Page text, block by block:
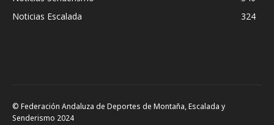
Noticias Escalada
324
© Federación Andaluza de Deportes de Montaña, Escalada y
Senderismo 2024